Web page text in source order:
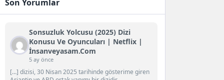
Son Yorumlar
Sonsuzluk Yolcusu (2025) Dizi
Konusu Ve Oyuncuları | Netflix |
İnsanveyasam.com
5 ay önce
[…] dizisi, 30 Nisan 2025 tarihinde gösterime giren